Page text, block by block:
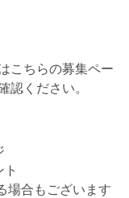
こちらの募集ペー
認ください。
場合もございます